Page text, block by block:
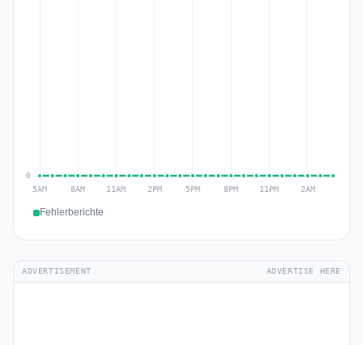
Fehlerberichte
ADVERTISEMENT ADVERTISE HERE